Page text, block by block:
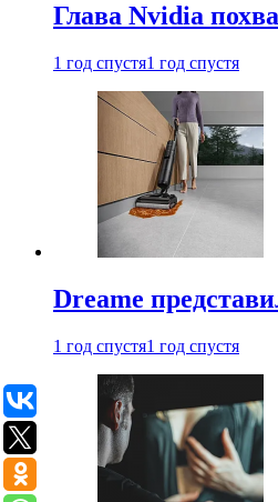
Глава Nvidia
1 год спустя1 год спустя
Dreame
1 год спустя1 год спустя